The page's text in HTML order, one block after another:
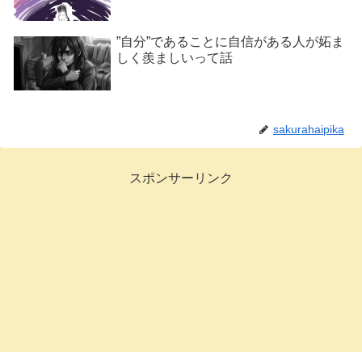
”自分”であることに自信がある人が妬ま
しく羨ましいって話
sakurahaipika
スポンサーリンク